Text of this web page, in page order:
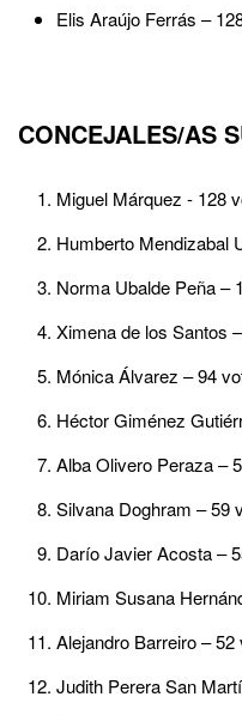
Elis Araújo Ferrás –
CONCEJALES/AS
Miguel Márquez - 128
Humberto Mendizabal
Norma Ubalde Peña –
Ximena de los Santos
Mónica Álvarez – 94
Héctor Giménez
Alba Olivero Peraza –
Silvana Doghram – 59
Darío Javier Acosta –
Miriam Susana
Alejandro Barreiro – 52
Judith Perera San